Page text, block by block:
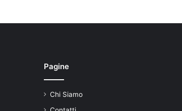
Pagine
Chi Siamo